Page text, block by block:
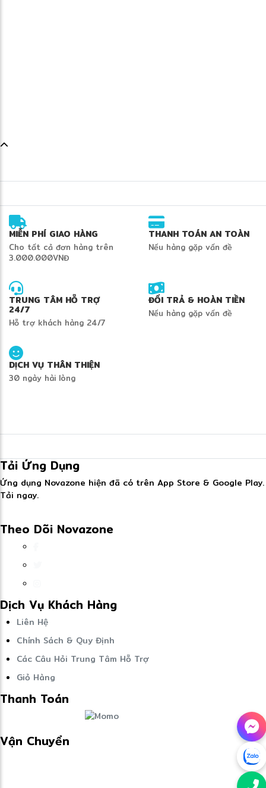
MIỄN PHÍ GIAO HÀNG
Cho tất cả đơn hàng trên
3.000.000VNĐ
THANH TOÁN AN TOÀN
Nếu hàng gặp vấn đề
TRUNG TÂM HỖ TRỢ
24/7
Hỗ trợ khách hàng 24/7
ĐỔI TRẢ & HOÀN TIỀN
Nếu hàng gặp vấn đề
DỊCH VỤ THÂN THIỆN
30 ngày hài lòng
Tải Ứng Dụng
Ứng dụng Novazone hiện đã có trên App Store & Google Play.
Tải ngay.
Theo Dõi Novazone
Dịch Vụ Khách Hàng
Liên Hệ
Chính Sách & Quy Định
Các Câu Hỏi Trung Tâm Hỗ Trợ
Giỏ Hàng
Thanh Toán
Vận Chuyển